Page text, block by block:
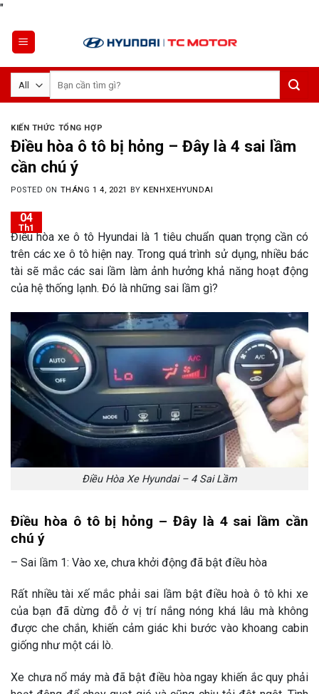
"Skip
content
kiếm:
KIẾN THỨC TỔNG HỢP
Điều hòa ô tô bị hỏng – Đây là 4 sai lầm
cần chú ý
POSTED ON THÁNG 1 4, 2021 BYKENHXEHYUNDAI
04
Th1
Điều hòa xe ô tô Hyundai là 1 tiêu chuẩn quan trọng cần có
trên các xe ô tô hiện nay. Trong quá trình sử dụng, nhiều bác
tài sẽ mắc các sai lầm làm ảnh hưởng khả năng hoạt động
của hệ thống lạnh. Đó là những sai lầm gì?
Điều Hòa Xe Hyundai – 4 Sai Lầm
Điều hòa ô tô bị hỏng – Đây là 4 sai lầm cần
chú ý
– Sai lầm 1: Vào xe, chưa khởi động đã bật điều hòa
Rất nhiều tài xế mắc phải sai lầm bật điều hoà ô tô khi xe
của bạn đã dừng đỗ ở vị trí nắng nóng khá lâu mà không
được che chắn, khiến cảm giác khi bước vào khoang cabin
giống như một cái lò.
Xe chưa nổ máy mà đã bật điều hòa ngay khiến ắc quy phải